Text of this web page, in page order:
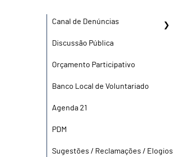
Canal de Denúncias
Discussão Pública
Orçamento Participativo
Banco Local de Voluntariado
Agenda 21
PDM
Sugestões / Reclamações / Elogios